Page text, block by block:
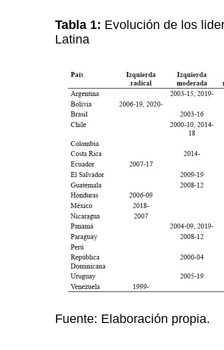
Tabla 1: Evolución de los
Latina
Fuente: Elaboración propia.